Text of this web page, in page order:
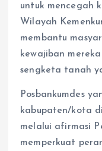
untuk mencegah
Wilayah
membantu
kewajiban
sengketa tanah
Posbankumdes
kabupaten/kota
melalui afirmasi
memperkuat